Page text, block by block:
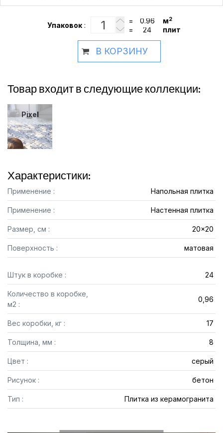
Упаковок :
= м2
= плит
В КОРЗИНУ
Товар входит в следующие коллекции:
Pixel
Характеристики:
Применение : Напольная плитка
Применение : Настенная плитка
Размер, см : 20x20
Поверхность : матовая
Штук в коробке : 24
Количество в коробке,
м2 :
0,96
Вес коробки, кг : 17
Толщина, мм : 8
Цвет : серый
Рисунок : бетон
Тип : Плитка из керамогранита